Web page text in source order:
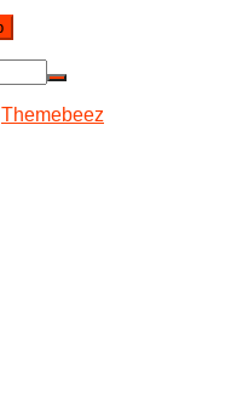
Themebeez